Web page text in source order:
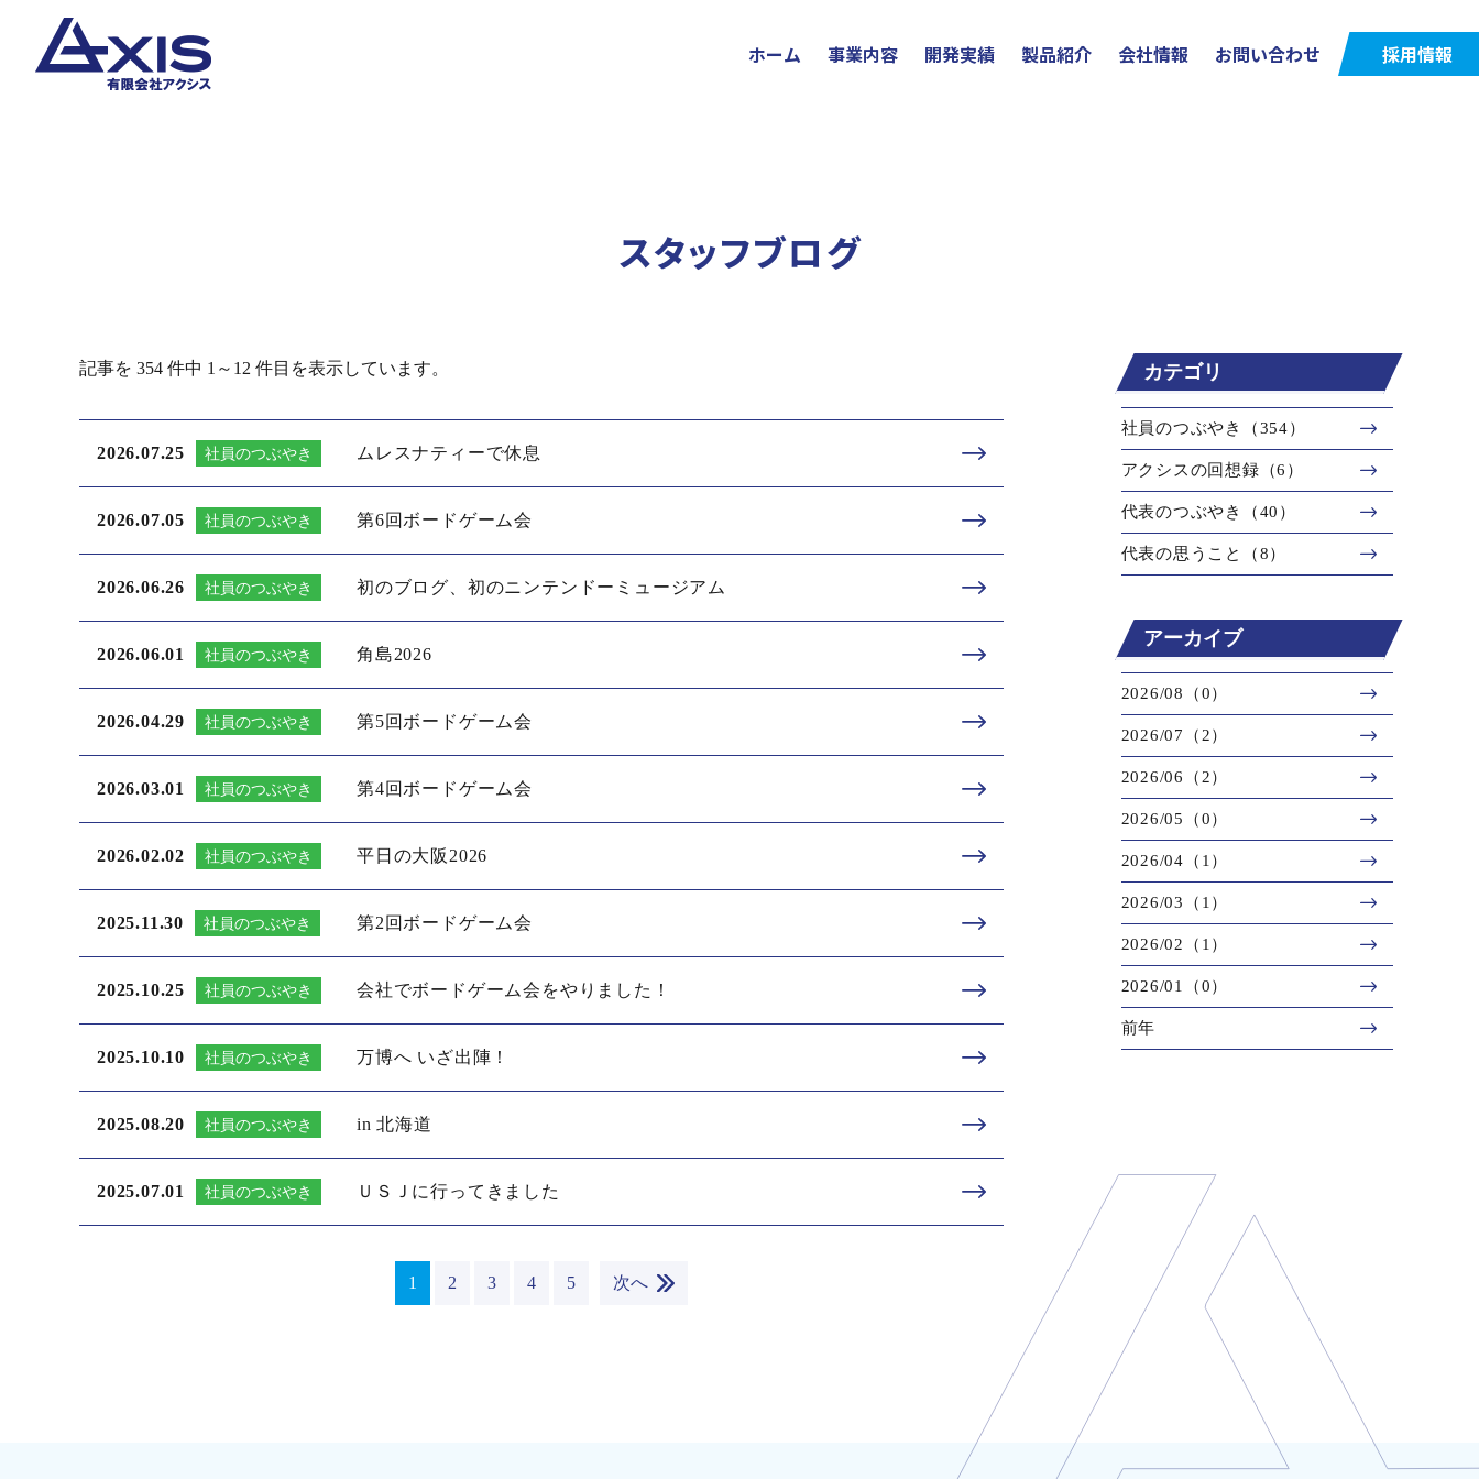
ホーム 事業内容 開発実績 製品紹介 会社情報 お問い合わせ 採用情報
スタッフブログ
記事を 354 件中 1～12 件目を表示しています。
2026.07.25 社員のつぶやき ムレスナティーで休息
2026.07.05 社員のつぶやき 第6回ボードゲーム会
2026.06.26 社員のつぶやき 初のブログ、初のニンテンドーミュージアム
2026.06.01 社員のつぶやき 角島2026
2026.04.29 社員のつぶやき 第5回ボードゲーム会
2026.03.01 社員のつぶやき 第4回ボードゲーム会
2026.02.02 社員のつぶやき 平日の大阪2026
2025.11.30 社員のつぶやき 第2回ボードゲーム会
2025.10.25 社員のつぶやき 会社でボードゲーム会をやりました！
2025.10.10 社員のつぶやき 万博へ いざ出陣！
2025.08.20 社員のつぶやき in 北海道
2025.07.01 社員のつぶやき ＵＳＪに行ってきました
1 2 3 4 5 次へ
カテゴリ
社員のつぶやき（354）
アクシスの回想録（6）
代表のつぶやき（40）
代表の思うこと（8）
アーカイブ
2026/08（0）
2026/07（2）
2026/06（2）
2026/05（0）
2026/04（1）
2026/03（1）
2026/02（1）
2026/01（0）
前年